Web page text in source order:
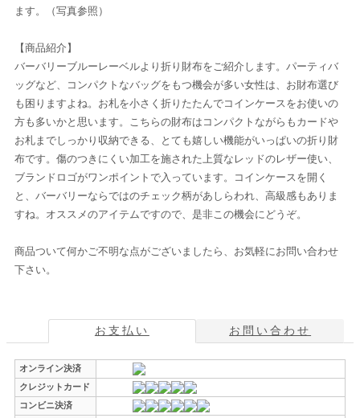
ます。（写真参照）
【商品紹介】
バーバリーブルーレーベルより折り財布をご紹介します。パーティバ
ッグなど、コンパクトなバッグをもつ機会が多い女性は、お財布選び
も困りますよね。お札を小さく折りたたんでコインケースをお使いの
方も多いかと思います。こちらの財布はコンパクトながらもカードや
お札までしっかり収納できる、とても嬉しい機能がいっぱいの折り財
布です。傷のつきにくい加工を施された上質なレッドのレザー使い、
ブランドロゴがワンポイントで入っています。コインケースを開く
と、バーバリーならではのチェック柄があしらわれ、高級感もありま
すね。オススメのアイテムですので、是非この機会にどうぞ。
商品ついて何かご不明な点がございましたら、お気軽にお問い合わせ
下さい。
お支払い お問い合わせ
オンライン決済
クレジットカード
コンビニ決済